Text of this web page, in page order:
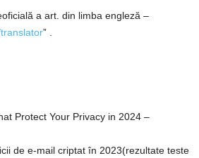
a art. din limba engleză –
” .
Protect Your Privacy in 2024 –
de e-mail criptat în 2023(rezultate teste